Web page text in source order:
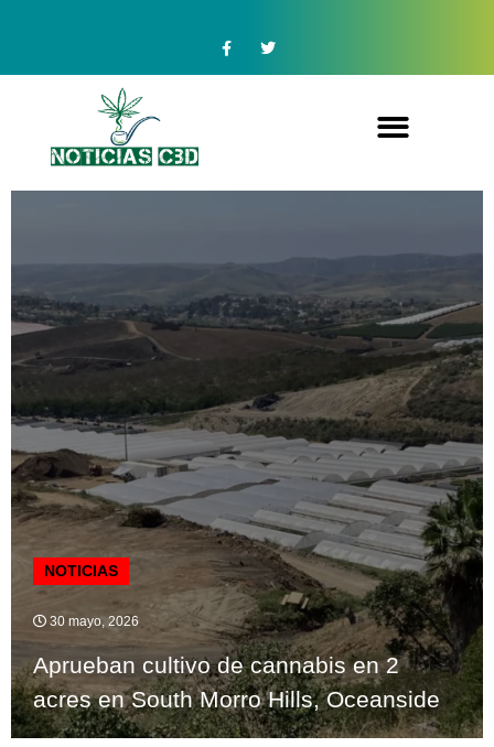
NOTICIAS
30 mayo, 2026
Aprueban cultivo de cannabis en 2
acres en South Morro Hills, Oceanside